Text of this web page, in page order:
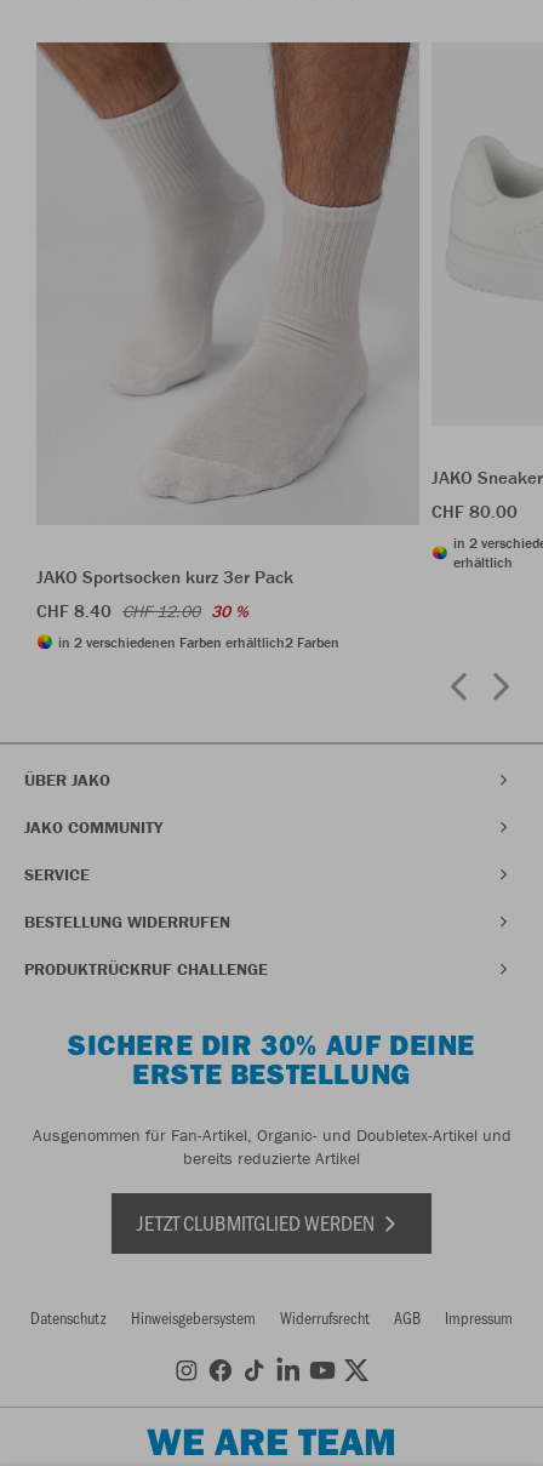
JAKO Sportsocken kurz 3er Pack
CHF 8.40 CHF 12.00 30 %
in 2 verschiedenen Farben erhältlich2 Farben
JAKO
CHF 80.00
in 2
erhältlich
ÜBER JAKO
JAKO COMMUNITY
SERVICE
BESTELLUNG WIDERRUFEN
PRODUKTRÜCKRUF CHALLENGE
SICHERE DIR 30% AUF DEINE
ERSTE BESTELLUNG
Ausgenommen für Fan-Artikel, Organic- und Doubletex-Artikel und
bereits reduzierte Artikel
JETZT CLUBMITGLIED WERDEN
Datenschutz Hinweisgebersystem Widerrufsrecht AGB Impressum
WE ARE TEAM